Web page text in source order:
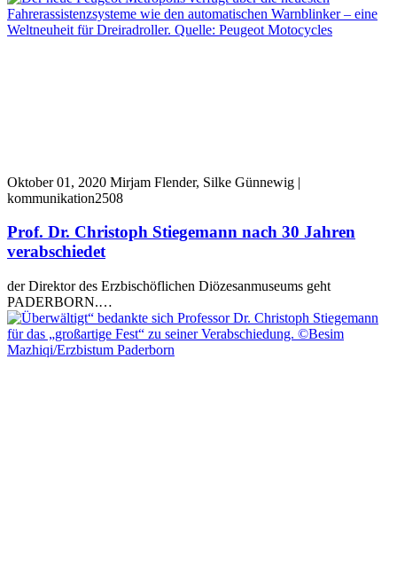
Oktober 01, 2020 Mirjam Flender, Silke Günnewig |
kommunikation2508
Prof. Dr. Christoph Stiegemann nach 30 Jahren
verabschiedet
der Direktor des Erzbischöflichen Diözesanmuseums geht
PADERBORN.…